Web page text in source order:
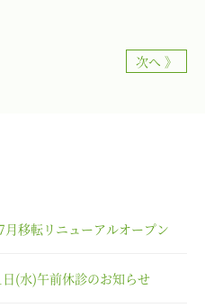
次へ 》
月移転リニューアルオープン
(水)午前休診のお知らせ